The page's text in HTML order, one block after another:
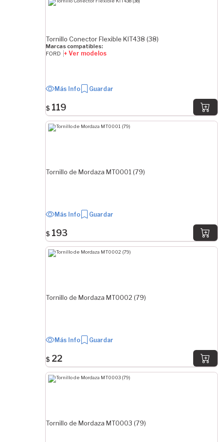
1.25 mm
Tornillo Conector Flexible KIT438 (38)
Marcas compatibles:
FORD + Ver modelos
Más Info Guardar
$ 119
Tornillo de Mordaza MT0001 (79)
Más Info Guardar
$ 193
Tornillo de Mordaza MT0002 (79)
Más Info Guardar
$ 22
Tornillo de Mordaza MT0003 (79)